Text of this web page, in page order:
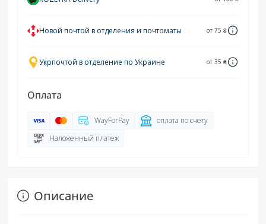
Новой почтой в отделения и почтоматы от 75 ₴
Укрпочтой в отделение по Украине от 35 ₴
Оплата
WayForPay
оплата по счету
Наложенный платеж
Описание